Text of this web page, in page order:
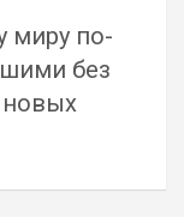
миру по-
без
новых